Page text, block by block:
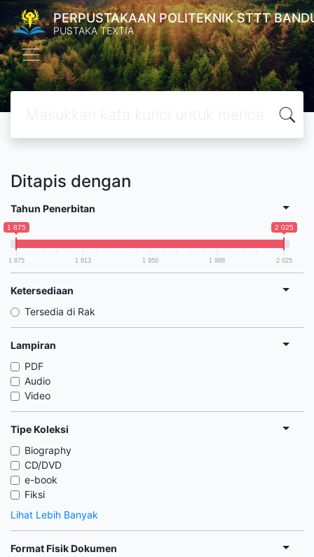
PERPUSTAKAAN POLITEKNIK STTT
PUSTAKA TEXTIA
Ditapis dengan
Tahun Penerbitan
1 875 2 025
1 875 1 913 1 950 1 988 2 025
Ketersediaan
Tersedia di Rak
Lampiran
PDF
Audio
Video
Tipe Koleksi
Biography
CD/DVD
e-book
Fiksi
Lihat Lebih Banyak
Format Fisik Dokumen